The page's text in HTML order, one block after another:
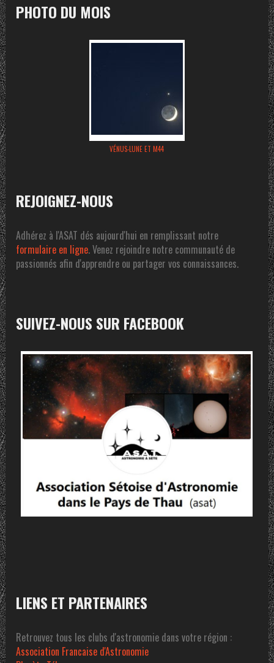
PHOTO DU MOIS
VÉNUS-LUNE ET M44
REJOIGNEZ-NOUS
Adhérez à l'ASAT dés aujourd'hui en remplissant notre
formulaire en ligne. Venez rejoindre notre communauté de
passionnés afin d'apprendre ou partager vos connaissances.
SUIVEZ-NOUS SUR FACEBOOK
LIENS ET PARTENAIRES
Retrouvez tous les clubs d'astronomie dans votre région :
Association Francaise d'Astronomie